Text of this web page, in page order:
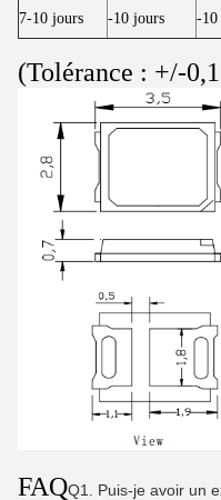
7-10 jours -10 jours -10
(Tolérance : +/-
FAQQ1. Puis-je avoir un